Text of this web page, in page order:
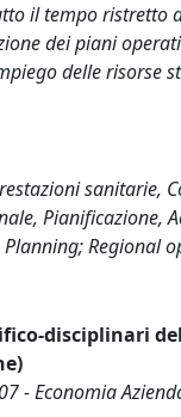
il tempo ristretto
dei piani
delle risorse
sanitarie,
Pianificazione,
Planning; Regional
disciplinari
- Economia